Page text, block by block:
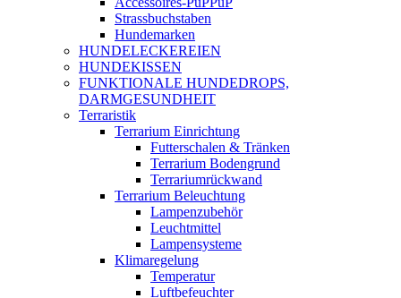
Strassbuchstaben
Hundemarken
HUNDELECKEREIEN
HUNDEKISSEN
FUNKTIONALE HUNDEDROPS,
DARMGESUNDHEIT
Terraristik
Terrarium Einrichtung
Futterschalen & Tränken
Terrarium Bodengrund
Terrariumrückwand
Terrarium Beleuchtung
Lampenzubehör
Leuchtmittel
Lampensysteme
Klimaregelung
Temperatur
Luftbefeuchter